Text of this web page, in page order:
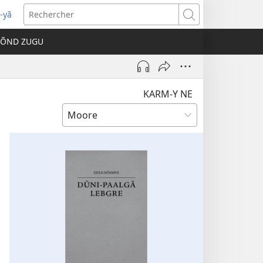
yã
Rechercher
ZUGU
KARM-Y NE